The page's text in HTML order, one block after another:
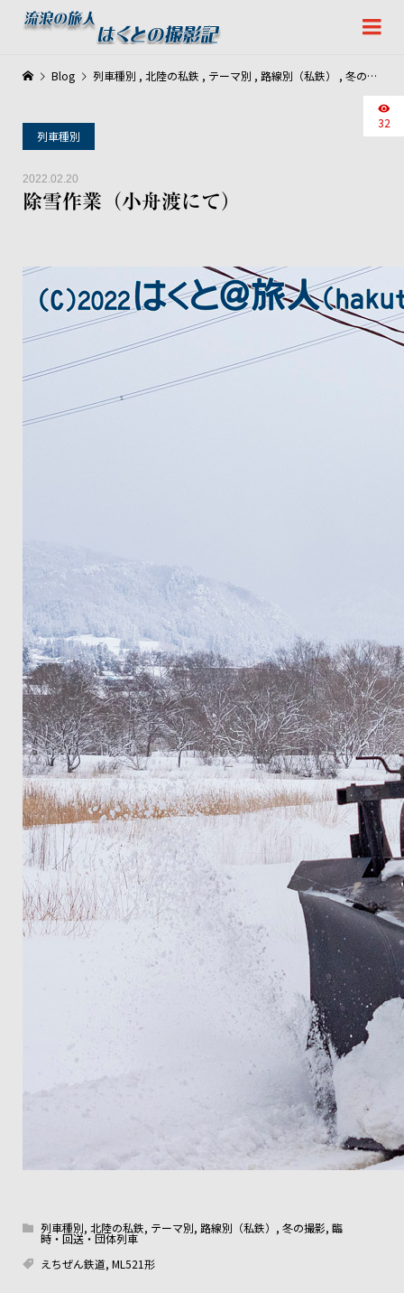
列車種別
2022.02.20
除雪作業（小舟渡にて）
32
Blog 列車種別 , 北陸の私鉄 , テーマ別 , 路線別（私鉄） , 冬の撮影
列車種別, 北陸の私鉄, テーマ別, 路線別（私鉄） , 冬の撮影, 臨
時・回送・団体列車
えちぜん鉄道, ML521形